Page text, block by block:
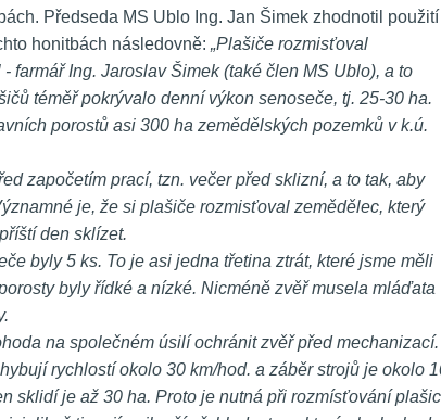
Předseda MS Ublo Ing. Jan Šimek zhodnotil použití
honitbách následovně: „Plašiče rozmisťoval
farmář Ing. Jaroslav Šimek (také člen MS Ublo), a to
téměř pokrývalo denní výkon senoseče, tj. 25-30 ha.
porostů asi 300 ha zemědělských pozemků v k.ú.
započetím prací, tzn. večer před sklizní, a to tak, aby
je, že si plašiče rozmisťoval zemědělec, který
den sklízet.
byly 5 ks. To je asi jedna třetina ztrát, které jsme měli
byly řídké a nízké. Nicméně zvěř musela mláďata
na společném úsilí ochránit zvěř před mechanizací.
rychlostí okolo 30 km/hod. a záběr strojů je okolo
sklidí je až 30 ha. Proto je nutná při rozmísťování